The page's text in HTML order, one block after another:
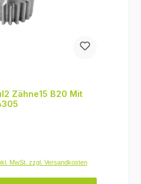
Zähne15 B20 Mit
MwSt. zzgl. Versandkosten